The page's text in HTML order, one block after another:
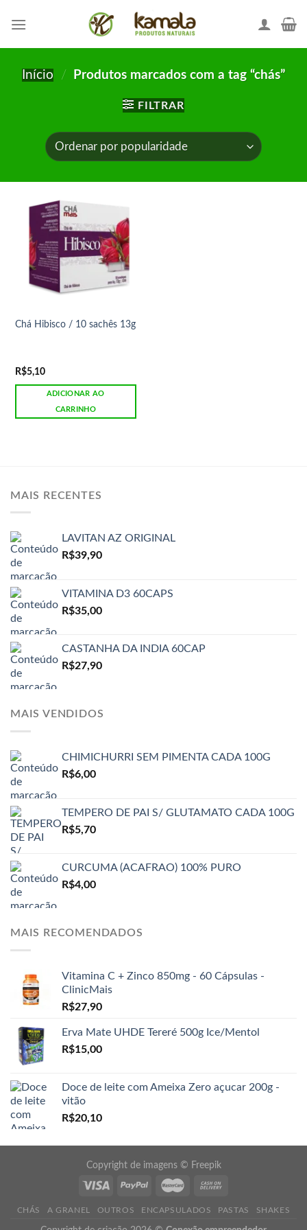
Início / Produtos marcados com a tag “chás”
FILTRAR
Chá Hibisco / 10 sachês 13g
R$5,10
ADICIONAR AO
CARRINHO
MAIS RECENTES
LAVITAN AZ ORIGINAL
R$39,90
VITAMINA D3 60CAPS
R$35,00
CASTANHA DA INDIA 60CAP
R$27,90
MAIS VENDIDOS
CHIMICHURRI SEM PIMENTA CADA 100G
R$6,00
TEMPERO DE PAI S/ GLUTAMATO CADA 100G
R$5,70
CURCUMA (ACAFRAO) 100% PURO
R$4,00
MAIS RECOMENDADOS
Vitamina C + Zinco 850mg - 60 Cápsulas -
ClinicMais
R$27,90
Erva Mate UHDE Tereré 500g Ice/Mentol
R$15,00
Doce de leite com Ameixa Zero açucar 200g -
vitão
R$20,10
Copyright de imagens © Freepik
CHÁS A GRANEL OUTROS ENCAPSULADOS PASTAS SHAKES